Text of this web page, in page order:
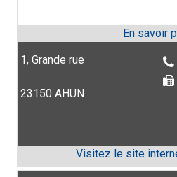
1, Grande rue
23150 AHUN